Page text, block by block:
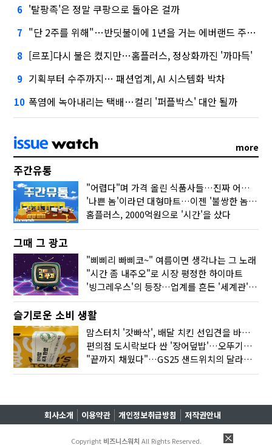
6 '탈팡족'은 정말 쿠팡으로 돌아온 걸까
7 "단 2주를 위해"…반딧불이에 1년을 거는 에버랜드 주키퍼
8 [르포]다시 불은 켰지만…홈플러스, 정상화까진 '까마득'
9 기획부터 수주까지… 패션업계, AI 시스템화 박차
10 폭염에 녹아내리는 택배…컬리 '퍼플박스' 대안 될까
more
주간유통
"어렵다"며 가격 올린 식품사들…진짜 어려운 거 맞아?
'나쁜 놈'이라던 대형마트…이젠 '불쌍한 놈' 됐다
홈플러스, 2000억원으로 '시간'을 샀다
그때 그 광고
"삐삐리 빠삐코~" 여름이면 생각나는 그 노래
"시간 좀 내주오"로 시장 평정한 하이마트
'빙그레우스'의 등장…업계를 흔든 '세계관' 마케팅
슬기로운 소비 생활
맘스터치 '갓빠삭', 배달 치킨 선입견을 바꿨다
편의점 도시락보다 싼 '장어덮밥'…오뚜기가 해냈다
"끝까지 채웠다"…GS25 샌드위치의 달라진 '속'사정
회사소개 이용약관 개인정보취급방침 저작권안내
Copyright 비즈니스워치 All Rights Reserved.